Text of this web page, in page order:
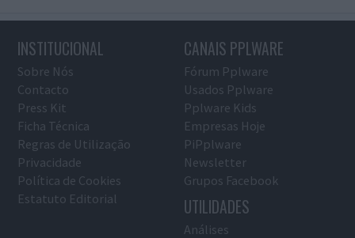
INSTITUCIONAL
Sobre Nós
Contacto
Press Kit
Ficha Técnica
Regras de Utilização
Privacidade
Política de Cookies
Estatuto Editorial
CANAIS PPLWARE
Fórum Pplware
Usados Pplware
Pplware Kids
Empresas Hoje
PiPplware
Newsletter
Grupos Facebook
UTILIDADES
Análises